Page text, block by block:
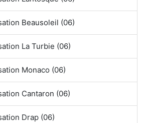
Beausoleil (06)
La Turbie (06)
Monaco (06)
Cantaron (06)
Drap (06)